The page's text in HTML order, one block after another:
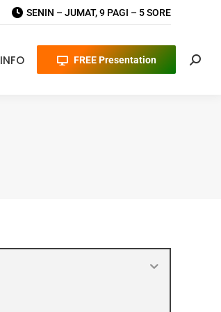
SENIN – JUMAT, 9 PAGI – 5 SORE
INFO FREE Presentation